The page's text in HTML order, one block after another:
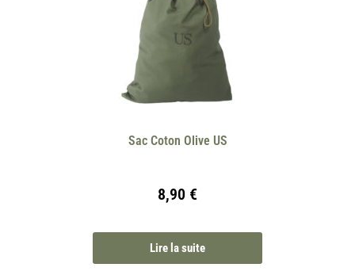
Sac Coton Olive US
8,90 €
Lire la suite